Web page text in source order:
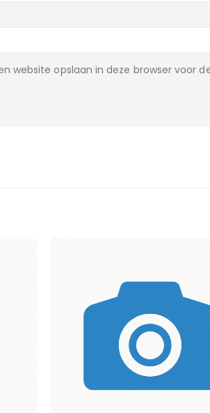
website opslaan in deze browser voor